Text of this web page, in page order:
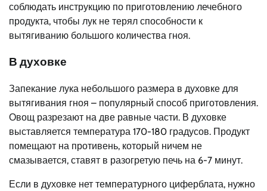
соблюдать инструкцию по приготовлению лечебного
продукта, чтобы лук не терял способности к
вытягиванию большого количества гноя.
В духовке
Запекание лука небольшого размера в духовке для
вытягивания гноя – популярный способ приготовления.
Овощ разрезают на две равные части. В духовке
выставляется температура 170-180 градусов. Продукт
помещают на противень, который ничем не
смазывается, ставят в разогретую печь на 6-7 минут.
Если в духовке нет температурного циферблата, нужно